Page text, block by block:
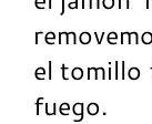
el tomillo
fuego.